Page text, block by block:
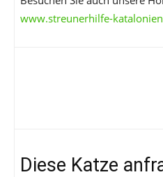
www.streunerhilfe-
Diese Katze